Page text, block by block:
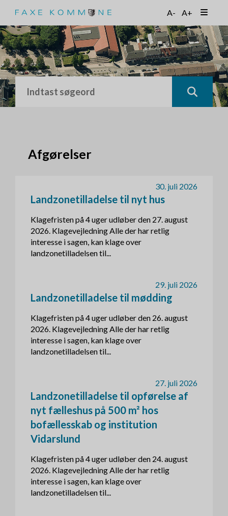
t
i
l
h
o
v
e
d
A- A+
Afgørelser
30. juli 2026
Landzonetilladelse til nyt hus
Klagefristen på 4 uger udløber den 27. august
2026. Klagevejledning Alle der har retlig
interesse i sagen, kan klage over
landzonetilladelsen til...
29. juli 2026
Landzonetilladelse til mødding
Klagefristen på 4 uger udløber den 26. august
2026. Klagevejledning Alle der har retlig
interesse i sagen, kan klage over
landzonetilladelsen til...
27. juli 2026
Landzonetilladelse til opførelse af
nyt fælleshus på 500 m² hos
bofællesskab og institution
Vidarslund
Klagefristen på 4 uger udløber den 24. august
2026. Klagevejledning Alle der har retlig
interesse i sagen, kan klage over
landzonetilladelsen til...